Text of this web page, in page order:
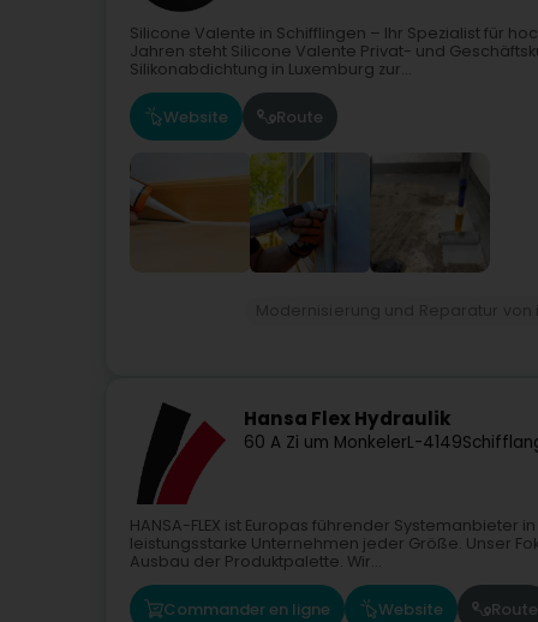
Silicone Valente in Schifflingen – Ihr Spezialist für
Jahren steht Silicone Valente Privat- und
Silikonabdichtung in Luxemburg zur...
Website Route
Hansa Flex Hydraulik
60 A Zi um MonkelerL-4149
HANSA-FLEX ist Europas führender
leistungsstarke Unternehmen jeder Größe. Unser
Ausbau der Produktpalette. Wir...
Commander en ligne Website Route